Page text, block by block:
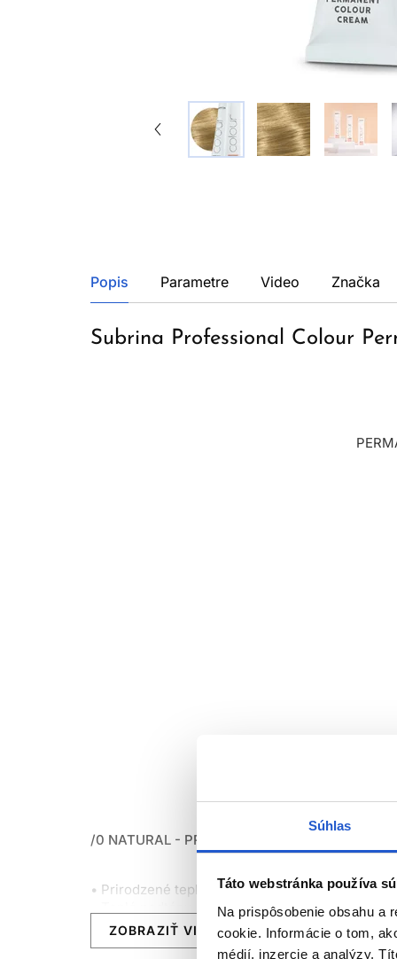
Súhlas
Táto webstránka používa
Na prispôsobenie obsahu a
cookie. Informácie o tom,
médií, inzercie a analýzy.
Popis Parametre Video Značka
Subrina Professional Colour
/0 NATURAL - PRÍRODNÉ ODTIENE:
• Prirodzené teplé odlesky.
• Teplé podtóny (zlaté, červené).
• Až do 100% krytie šedivých jemných vlasov.
ZOBRAZIŤ VIAC